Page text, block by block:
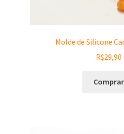
Molde de Silicone
R$29,90
Comprar